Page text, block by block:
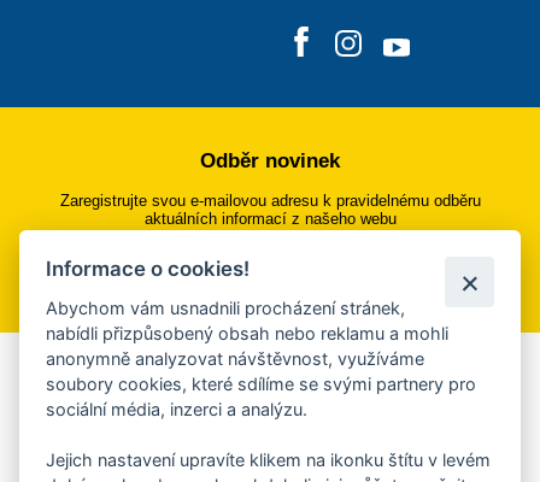
Odběr novinek
Zaregistrujte svou e-mailovou adresu k pravidelnému odběru
aktuálních informací z našeho webu
Přihlásit se k odběru
Aplikace Mobilní rozhlas
Chcete dostávat do svého mobilu či mailu upozornění na
ankety, pozvánky na kulturní a sportovní akce?
Informace o cookies!
Abychom vám usnadnili procházení stránek,
nabídli přizpůsobený obsah nebo reklamu a mohli
anonymně analyzovat návštěvnost, využíváme
soubory cookies, které sdílíme se svými partnery pro
sociální média, inzerci a analýzu.
Jejich nastavení upravíte klikem na ikonku štítu v levém